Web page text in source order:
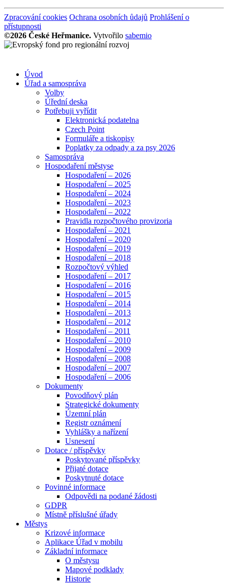
Zpracování cookies Ochrana osobních ůdajů Prohlášení o
přístupnosti
©2026 České Heřmanice. Vytvořilo sabemio
Úvod
Úřad a samospráva
Volby
Úřední deska
Potřebuji vyřídit
Elektronická podatelna
Czech Point
Formuláře a tiskopisy
Poplatky za odpady a za psy 2026
Samospráva
Hospodaření městyse
Hospodaření – 2026
Hospodaření – 2025
Hospodaření – 2024
Hospodaření – 2023
Hospodaření – 2022
Pravidla rozpočtového provizoria
Hospodaření – 2021
Hospodaření – 2020
Hospodaření – 2019
Hospodaření – 2018
Rozpočtový výhled
Hospodaření – 2017
Hospodaření – 2016
Hospodaření – 2015
Hospodaření – 2014
Hospodaření – 2013
Hospodaření – 2012
Hospodaření – 2011
Hospodaření – 2010
Hospodaření – 2009
Hospodaření – 2008
Hospodaření – 2007
Hospodaření – 2006
Dokumenty
Povodňový plán
Strategické dokumenty
Územní plán
Registr oznámení
Vyhlášky a nařízení
Usnesení
Dotace / příspěvky
Poskytované příspěvky
Přijaté dotace
Poskytnuté dotace
Povinné informace
Odpovědi na podané žádosti
GDPR
Místně příslušné úřady
Městys
Krizové informace
Aplikace Úřad v mobilu
Základní informace
O městysu
Mapové podklady
Historie